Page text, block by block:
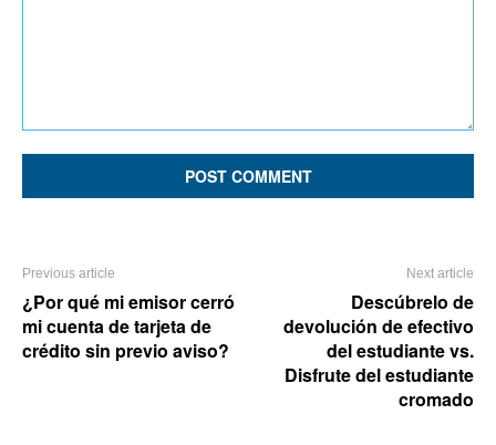
Previous article
¿Por qué mi emisor cerró
mi cuenta de tarjeta de
crédito sin previo aviso?
Next article
Descúbrelo de
devolución de efectivo
del estudiante vs.
Disfrute del estudiante
cromado